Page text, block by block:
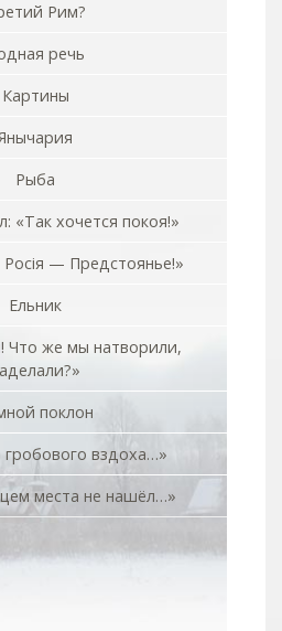
Рим?
речь
Картины
Рыба
«Так хочется покоя!»
— Предстоянье!»
Ельник
Что же мы натворили,
поклон
вздоха…»
места не нашёл…»